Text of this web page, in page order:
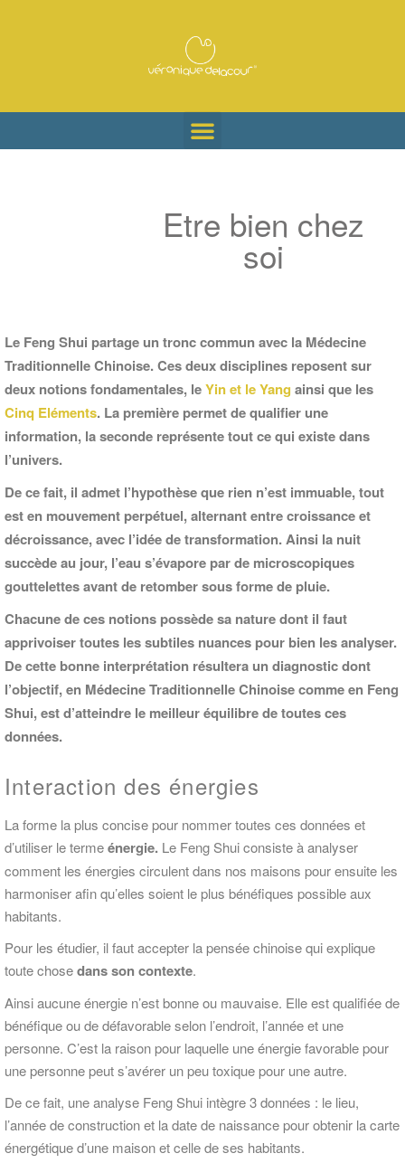
Etre bien chez
soi
Le Feng Shui partage un tronc commun avec la Médecine
Traditionnelle Chinoise. Ces deux disciplines reposent sur
deux notions fondamentales, leYin et le Yang ainsi que les
Cinq Eléments. La première permet de qualifier une
information, la seconde représente tout ce qui existe dans
l’univers.
De ce fait, il admet l’hypothèse que rien n’est immuable, tout
est en mouvement perpétuel, alternant entre croissance et
décroissance, avec l’idée de transformation. Ainsi la nuit
succède au jour, l’eau s’évapore par de microscopiques
gouttelettes avant de retomber sous forme de pluie.
Chacune de ces notions possède sa nature dont il faut
apprivoiser toutes les subtiles nuances pour bien les analyser.
De cette bonne interprétation résultera un diagnostic dont
l’objectif, en Médecine Traditionnelle Chinoise comme en Feng
Shui, est d’atteindre le meilleur équilibre de toutes ces
données.
Interaction des énergies
La forme la plus concise pour nommer toutes ces données et
d’utiliser le termeénergie. Le Feng Shui consiste à analyser
comment les énergies circulent dans nos maisons pour ensuite les
harmoniser afin qu’elles soient le plus bénéfiques possible aux
habitants.
Pour les étudier, il faut accepter la pensée chinoise qui explique
toute chosedans son contexte.
Ainsi aucune énergie n’est bonne ou mauvaise. Elle est qualifiée de
bénéfique ou de défavorable selon l’endroit, l’année et une
personne. C’est la raison pour laquelle une énergie favorable pour
une personne peut s’avérer un peu toxique pour une autre.
De ce fait, une analyse Feng Shui intègre 3 données : le lieu,
l’année de construction et la date de naissance pour obtenir la carte
énergétique d’une maison et celle de ses habitants.